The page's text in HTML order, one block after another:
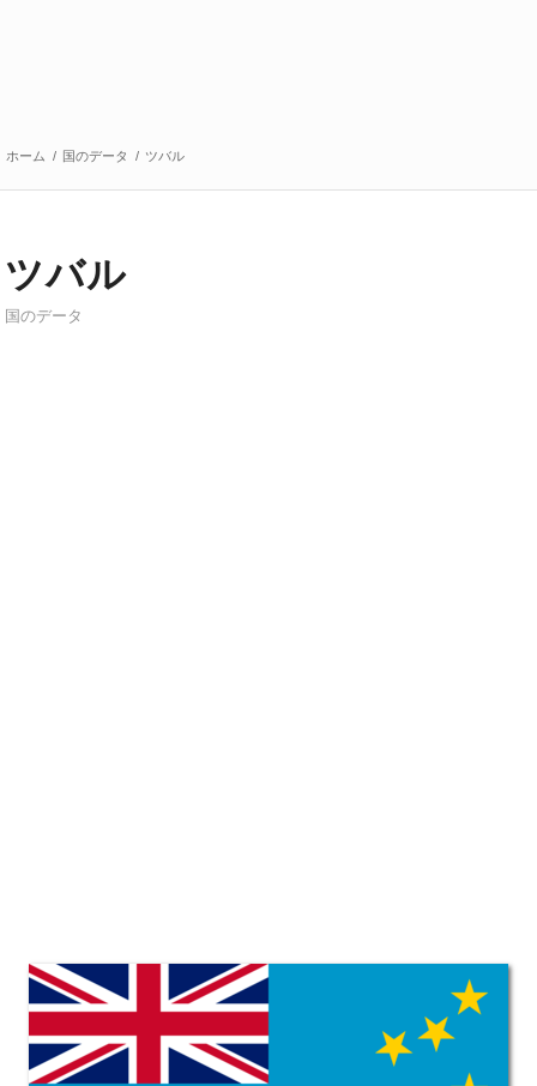
ホーム / 国のデータ / ツバル
ツバル
国のデータ